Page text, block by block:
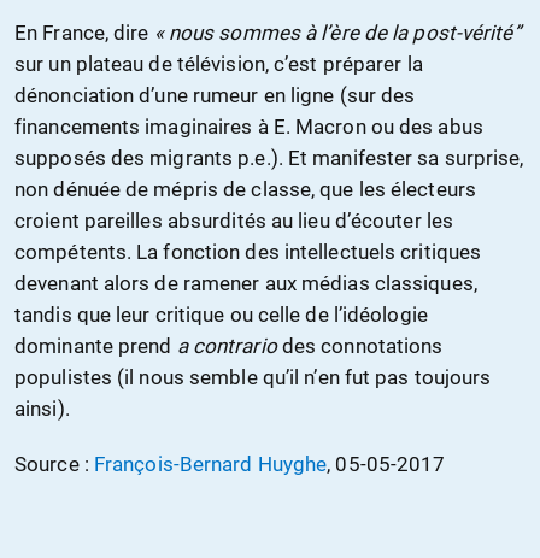
En France, dire « nous sommes à l’ère de la post-vérité”
sur un plateau de télévision, c’est préparer la
dénonciation d’une rumeur en ligne (sur des
financements imaginaires à E. Macron ou des abus
supposés des migrants p.e.). Et manifester sa surprise,
non dénuée de mépris de classe, que les électeurs
croient pareilles absurdités au lieu d’écouter les
compétents. La fonction des intellectuels critiques
devenant alors de ramener aux médias classiques,
tandis que leur critique ou celle de l’idéologie
dominante prend a contrariodes connotations
populistes (il nous semble qu’il n’en fut pas toujours
ainsi).
Source : François-Bernard Huyghe, 05-05-2017